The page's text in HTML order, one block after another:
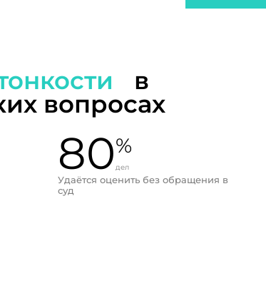
в
вопросах
80%
дел
Удаётся оценить без обращения в
суд